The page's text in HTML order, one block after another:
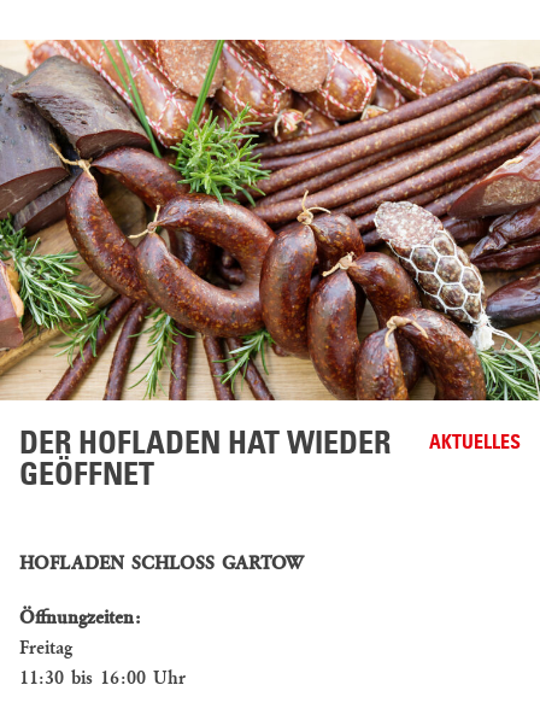
AKTUELLES
DER HOFLADEN HAT WIEDER
GEÖFFNET
HOFLADEN SCHLOSS GARTOW
Öffnungzeiten:
Freitag
11:30 bis 16:00 Uhr